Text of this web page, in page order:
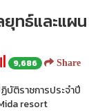
ทธ์และแผน
9,686 Share
ติราชการประจำปี
resort